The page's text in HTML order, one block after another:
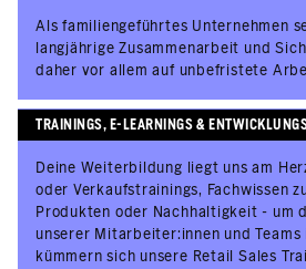
Als familiengeführtes Unternehmen
langjährige Zusammenarbeit und
daher vor allem auf unbefristete
TRAININGS, E-LEARNINGS &
Deine Weiterbildung liegt uns am
oder Verkaufstrainings, Fachwissen
Produkten oder Nachhaltigkeit - um
unserer Mitarbeiter:innen und Teams
kümmern sich unsere Retail Sales